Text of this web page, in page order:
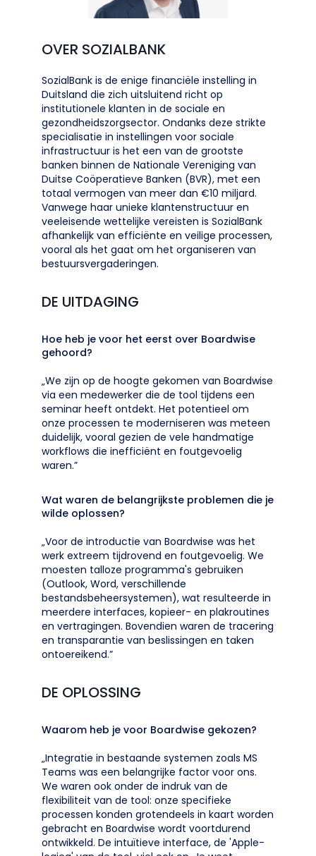
OVER SOZIALBANK
SozialBank is de enige financiële instelling in
Duitsland die zich uitsluitend richt op
institutionele klanten in de sociale en
gezondheidszorgsector. Ondanks deze strikte
specialisatie in instellingen voor sociale
infrastructuur is het een van de grootste
banken binnen de Nationale Vereniging van
Duitse Coöperatieve Banken (BVR), met een
totaal vermogen van meer dan €10 miljard.
Vanwege haar unieke klantenstructuur en
veeleisende wettelijke vereisten is SozialBank
afhankelijk van efficiënte en veilige processen,
vooral als het gaat om het organiseren van
bestuursvergaderingen.
DE UITDAGING
Hoe heb je voor het eerst over Boardwise
gehoord?
„We zijn op de hoogte gekomen van Boardwise
via een medewerker die de tool tijdens een
seminar heeft ontdekt. Het potentieel om
onze processen te moderniseren was meteen
duidelijk, vooral gezien de vele handmatige
workflows die inefficiënt en foutgevoelig
waren.”
Wat waren de belangrijkste problemen die je
wilde oplossen?
„Voor de introductie van Boardwise was het
werk extreem tijdrovend en foutgevoelig. We
moesten talloze programma's gebruiken
(Outlook, Word, verschillende
bestandsbeheersystemen), wat resulteerde in
meerdere interfaces, kopieer- en plakroutines
en vertragingen. Bovendien waren de tracering
en transparantie van beslissingen en taken
ontoereikend.”
DE OPLOSSING
Waarom heb je voor Boardwise gekozen?
„Integratie in bestaande systemen zoals MS
Teams was een belangrijke factor voor ons.
We waren ook onder de indruk van de
flexibiliteit van de tool: onze specifieke
processen konden grotendeels in kaart worden
gebracht en Boardwise wordt voortdurend
ontwikkeld. De intuïtieve interface, de 'Apple-